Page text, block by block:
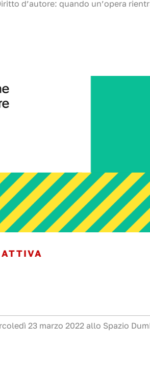
d’autore: quando un’opera
23 marzo 2022 allo Spazio